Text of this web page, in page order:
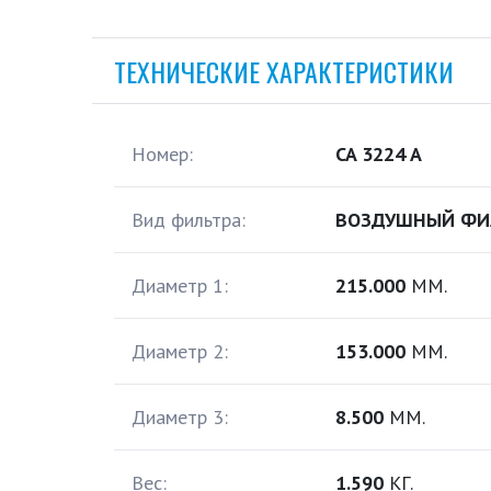
ТЕХНИЧЕСКИЕ ХАРАКТЕРИСТИКИ
Номер: CA 3224 A
Вид фильтра: ВОЗДУШНЫЙ
Диаметр 1: 215.000 ММ.
Диаметр 2: 153.000 ММ.
Диаметр 3: 8.500 ММ.
Вес: 1.590 КГ.